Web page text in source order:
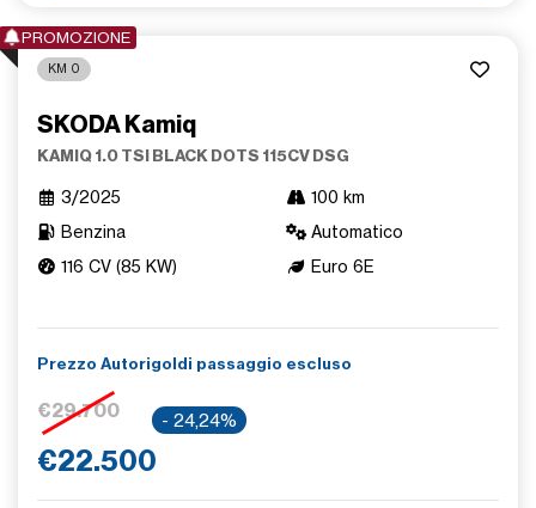
PROMOZIONE
KM 0
SKODA Kamiq
KAMIQ 1.0 TSI BLACK DOTS 115CV DSG
3/2025
100 km
Benzina
Automatico
116 CV (85 KW)
Euro 6E
Prezzo Autorigoldi passaggio escluso
€29.700 - 24,24%
€22.500